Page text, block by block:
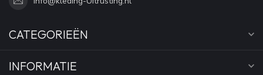
CATEGORIEËN
INFORMATIE